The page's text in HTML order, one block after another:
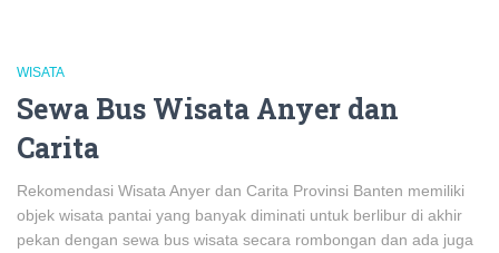
WISATA
Sewa Bus Wisata Anyer dan
Carita
Rekomendasi Wisata Anyer dan Carita Provinsi Banten memiliki
objek wisata pantai yang banyak diminati untuk berlibur di akhir
pekan dengan sewa bus wisata secara rombongan dan ada juga